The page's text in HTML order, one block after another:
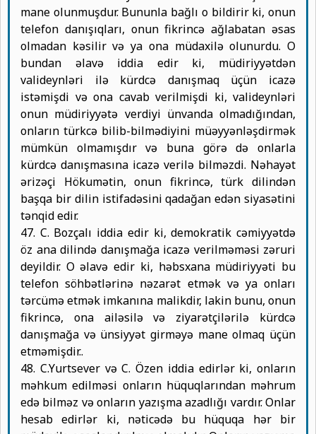
mane olunmuşdur. Bununla bağlı o bildirir ki, onun
telefon danışıqları, onun fikrincə ağlabatan əsas
olmadan kəsilir və ya ona müdaxilə olunurdu. O
bundan əlavə iddia edir ki, müdiriyyətdən
valideynləri ilə kürdcə danışmaq üçün icazə
istəmişdi və ona cavab verilmişdi ki, valideynləri
onun müdiriyyətə verdiyi ünvanda olmadığından,
onların türkcə bilib-bilmədiyini müəyyənləşdirmək
mümkün olmamışdır və buna görə də onlarla
kürdcə danışmasına icazə verilə bilməzdi. Nəhayət
ərizəçi Hökumətin, onun fikrincə, türk dilindən
başqa bir dilin istifadəsini qadağan edən siyasətini
tənqid edir.
47. C. Bozçalı iddia edir ki, demokratik cəmiyyətdə
öz ana dilində danışmağa icazə verilməməsi zəruri
deyildir. O əlavə edir ki, həbsxana müdiriyyəti bu
telefon söhbətlərinə nəzarət etmək və ya onları
tərcümə etmək imkanına malikdir, lakin bunu, onun
fikrincə, ona ailəsilə və ziyarətçilərilə kürdcə
danışmağa və ünsiyyət girməyə mane olmaq üçün
etməmişdir..
48. C.Yurtsever və C. Özen iddia edirlər ki, onların
məhkum edilməsi onların hüquqlarından məhrum
edə bilməz və onların yazışma azadlığı vardır. Onlar
hesab edirlər ki, nəticədə bu hüquqa hər bir